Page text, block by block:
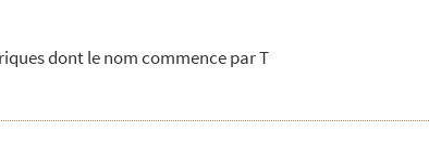
dont le nom commence par T